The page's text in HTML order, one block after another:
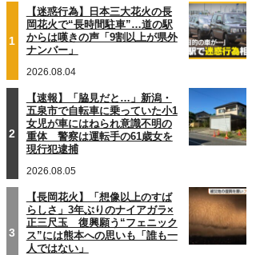
1
【迷惑行為】日本三大花火の長
岡花火で“長時間駐車”…道の駅
からは嘆きの声「9割以上が県外
ナンバー」
2026.08.04
2
【速報】「脇見だと…」新潟・
五泉市で自転車に乗っていた小1
女児が車にはねられ意識不明の
重体 警察は運転手の61歳女を
現行犯逮捕
2026.08.05
3
【長岡花火】「想像以上のすば
らしさ」3年ぶりのナイアガラ×
正三尺玉 復興願う“フェニック
ス”には熊本への思いも「誰も一
人ではない」